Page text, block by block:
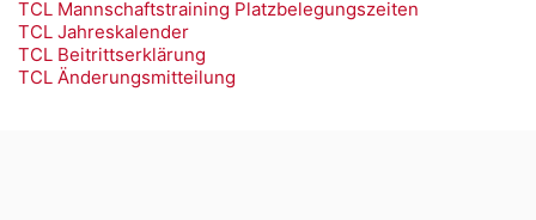
TCL Mannschaftstraining Platzbelegungszeiten
TCL Jahreskalender
TCL Beitrittserklärung
TCL Änderungsmitteilung